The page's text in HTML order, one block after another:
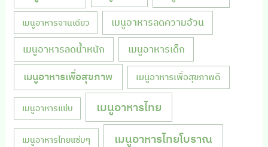
เมนูอาหารจานเดียว เมนูอาหารลดความอ้วน
เมนูอาหารลดน้ำหนัก เมนูอาหารเด็ก
เมนูอาหารเพื่อสุขภาพ เมนูอาหารเพื่อสุขภาพดี
เมนูอาหารแซ่บ เมนูอาหารไทย
เมนูอาหารไทยแซ่บๆ เมนูอาหารไทยโบราณ